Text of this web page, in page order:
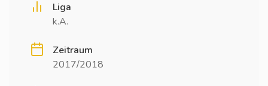
Liga
k.A.
Zeitraum
2017/2018